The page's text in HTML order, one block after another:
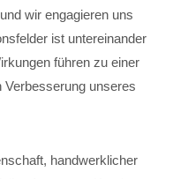
wir engagieren uns
ist untereinander
führen zu einer
unseres
handwerklicher